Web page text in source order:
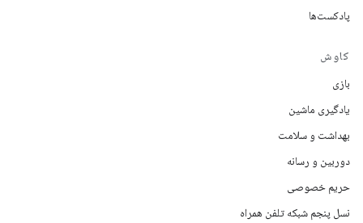
پادکست‌ها
کاوش
بازی
یادگیری ماشین
بهداشت و سلامت
دوربین و رسانه
حریم خصوصی
نسل پنجم شبکه تلفن همراه